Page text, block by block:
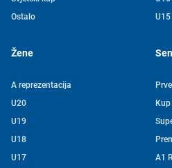
Ostalo
U15
Žene
A reprezentacija
U20
U19
U18
U17
A1